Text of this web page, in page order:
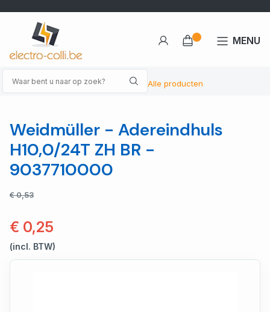
Alle producten
MENU
Weidmüller - Adereindhuls
H10,0/24T ZH BR -
9037710000
€ 0,53
€ 0,25
(incl. BTW)